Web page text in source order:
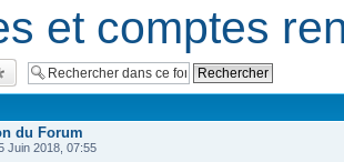
et comptes
du Forum
Juin 2018, 07:55